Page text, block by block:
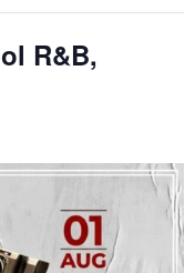
R&B,